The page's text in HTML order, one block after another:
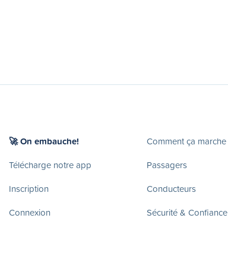
🚀 On embauche!
Télécharge notre app
Inscription
Connexion
Comment ça marche
Passagers
Conducteurs
Sécurité & Confiance